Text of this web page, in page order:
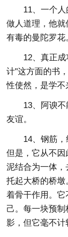
11、一个
做人道理，他
有毒的曼陀罗花
12、真正
计"这方面的书
性使然，是学不
13、阿谀
友谊。
14、钢筋
但是，它从不
泥结合为一体
托起大桥的桥
着骨干作用。
己。每一块预
影，但它毫不计